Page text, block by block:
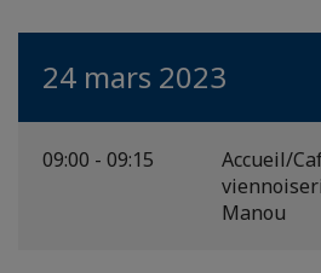
24 mars 2023
09:00 - 09:15
Accueil/
Manou